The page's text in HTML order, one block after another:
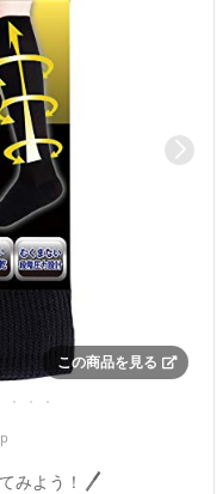
この商品を見る
みよう！